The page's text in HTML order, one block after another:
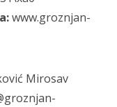
www.groznjan-
Mirosav